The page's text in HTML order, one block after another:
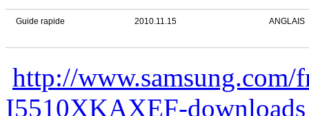
Guide rapide 2010.11.15 ANGLAIS
http://
I5510XKAXEF-downloads